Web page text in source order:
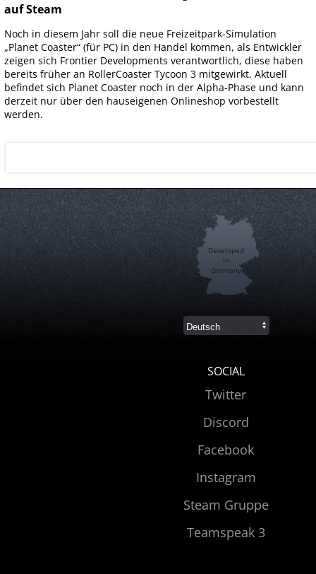
auf Steam
Noch in diesem Jahr soll die neue Freizeitpark-Simulation
„Planet Coaster“ (für PC) in den Handel kommen, als Entwickler
zeigen sich Frontier Developments verantwortlich, diese haben
bereits früher an RollerCoaster Tycoon 3 mitgewirkt. Aktuell
befindet sich Planet Coaster noch in der Alpha-Phase und kann
derzeit nur über den hauseigenen Onlineshop vorbestellt
werden.
Developed
in
Germany
SOCIAL
Twitter
Discord
Facebook
Instagram
Steam Gruppe
Teamspeak 3